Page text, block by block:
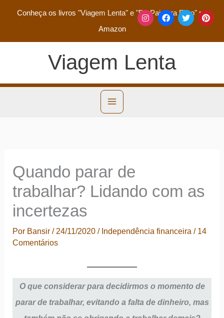
Conheça os livros "Viagem Lenta" e "De Pai para Filho"na
Amazon
Viagem Lenta
Quando parar de
trabalhar? Lidando com as
incertezas
Por Bansir/ 24/11/2020/ Independência financeira / 14
Comentários
O que considerar para decidirmos o momento de
parar de trabalhar, evitando a falta de dinheiro, mas